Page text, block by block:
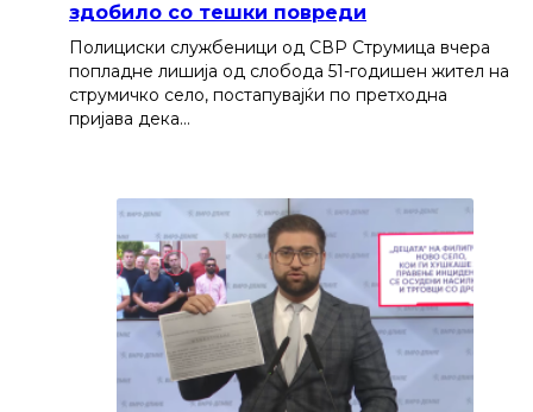
здобило со тешки повреди
Полициски службеници од СВР Струмица вчера
попладне лишија од слобода 51-годишен жител на
струмичко село, постапувајќи по претходна
пријава дека…